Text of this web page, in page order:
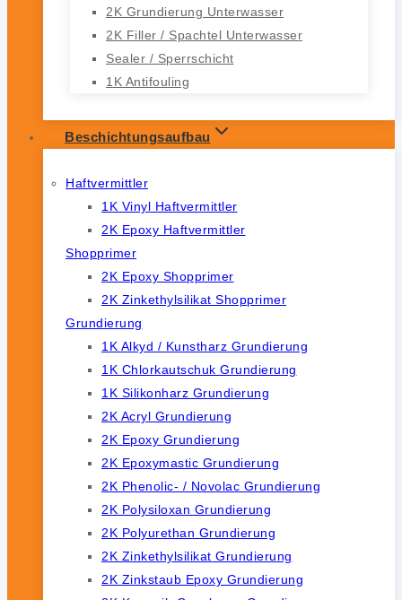
2K Grundierung Unterwasser
2K Filler / Spachtel Unterwasser
Sealer / Sperrschicht
1K Antifouling
Beschichtungsaufbau
Haftvermittler
1K Vinyl Haftvermittler
2K Epoxy Haftvermittler
Shopprimer
2K Epoxy Shopprimer
2K Zinkethylsilikat Shopprimer
Grundierung
1K Alkyd / Kunstharz Grundierung
1K Chlorkautschuk Grundierung
1K Silikonharz Grundierung
2K Acryl Grundierung
2K Epoxy Grundierung
2K Epoxymastic Grundierung
2K Phenolic- / Novolac Grundierung
2K Polysiloxan Grundierung
2K Polyurethan Grundierung
2K Zinkethylsilikat Grundierung
2K Zinkstaub Epoxy Grundierung